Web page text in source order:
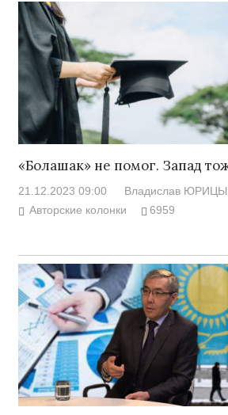
«Болашак» не помог. Запад
21.12.2023 09:00
Владислав
Авторские колонки
6959